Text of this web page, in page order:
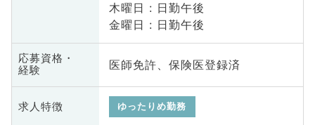
木曜日 : 日勤午後
金曜日 : 日勤午後
応募資格・
経験
医師免許、保険医登録済
求人特徴 ゆったりめ勤務